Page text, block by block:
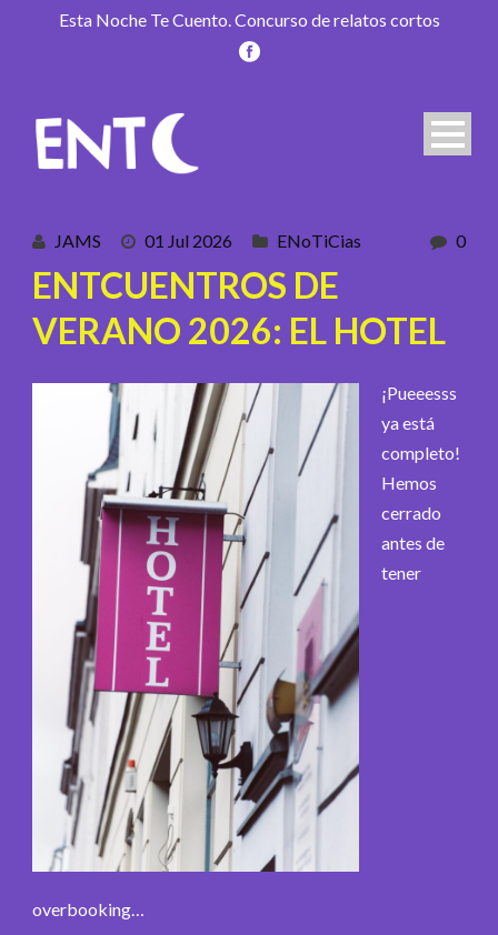
Esta Noche Te Cuento. Concurso de relatos cortos
JAMS 01 Jul 2026 ENoTiCias 0
ENTCUENTROS DE
VERANO 2026: EL HOTEL
¡Pueeesss
ya está
completo!
Hemos
cerrado
antes de
tener
overbooking…